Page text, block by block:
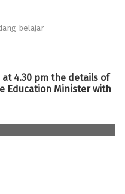
belajar
at 4.30 pm the details of
Education Minister with